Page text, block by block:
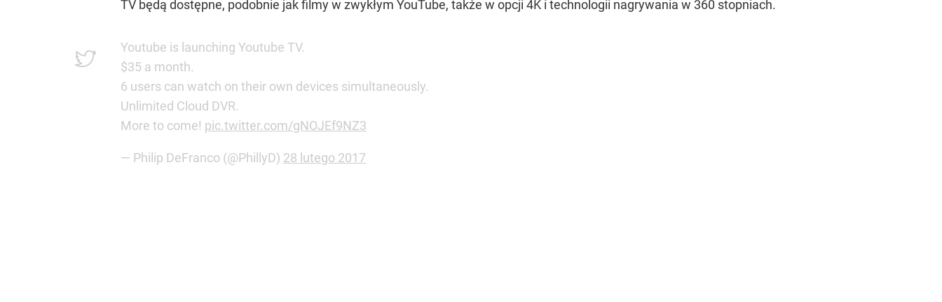
TV będą dostępne, podobnie jak filmy w zwykłym YouTube, także w opcji 4K i technologii nagrywania w 360 stopniach.
Youtube is launching Youtube TV.
$35 a month.
6 users can watch on their own devices simultaneously.
Unlimited Cloud DVR.
More to come! pic.twitter.com/gNOJEf9NZ3
— Philip DeFranco (@PhillyD) 28 lutego 2017